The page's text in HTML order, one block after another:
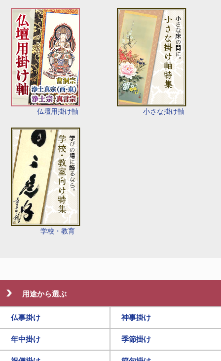
仏壇用掛け軸 小さな掛け軸
学校・教育
用途から選ぶ
仏事掛け 神事掛け
年中掛け 季節掛け